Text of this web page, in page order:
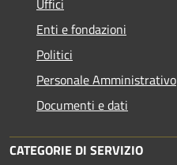
Enti e fondazioni
Politici
Personale Amministrativo
Documenti e dati
CATEGORIE DI SERVIZIO